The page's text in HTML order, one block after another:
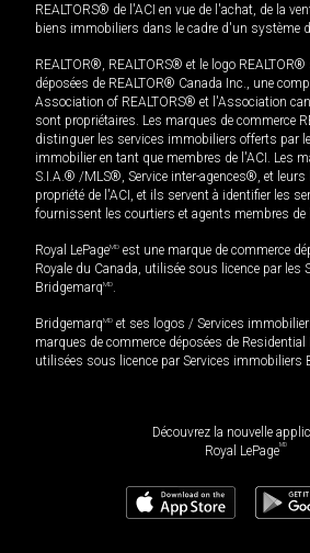
REALTORS® de l'ACI en vue de l'achat, de la
biens immobiliers dans le cadre d'un système
REALTOR®, REALTORS® et le logo
déposées de REALTOR® Canada Inc., une
Association of REALTORS® et l'Association
sont propriétaires. Les marques de commerce
distinguer les services immobiliers offerts par
immobilier en tant que membres de l'ACI. Les
S.I.A.® /MLS®, Service inter-agences®, et
propriété de l'ACI, et ils servent à identifier les
fournissent les courtiers et agents membres de
Royal LePageMD est une marque de commerce
Royale du Canada, utilisée sous licence par les
BridgemarqMD.
BridgemarqMD et ses logos / Services
marques de commerce déposées de
utilisées sous licence par Services immobiliers
Découvrez la nouvelle
Royal LePageMD